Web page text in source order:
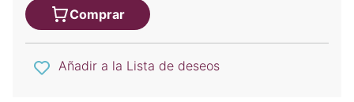
Comprar
Añadir a la Lista de deseos